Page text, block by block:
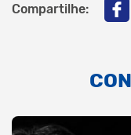
Compartilhe: